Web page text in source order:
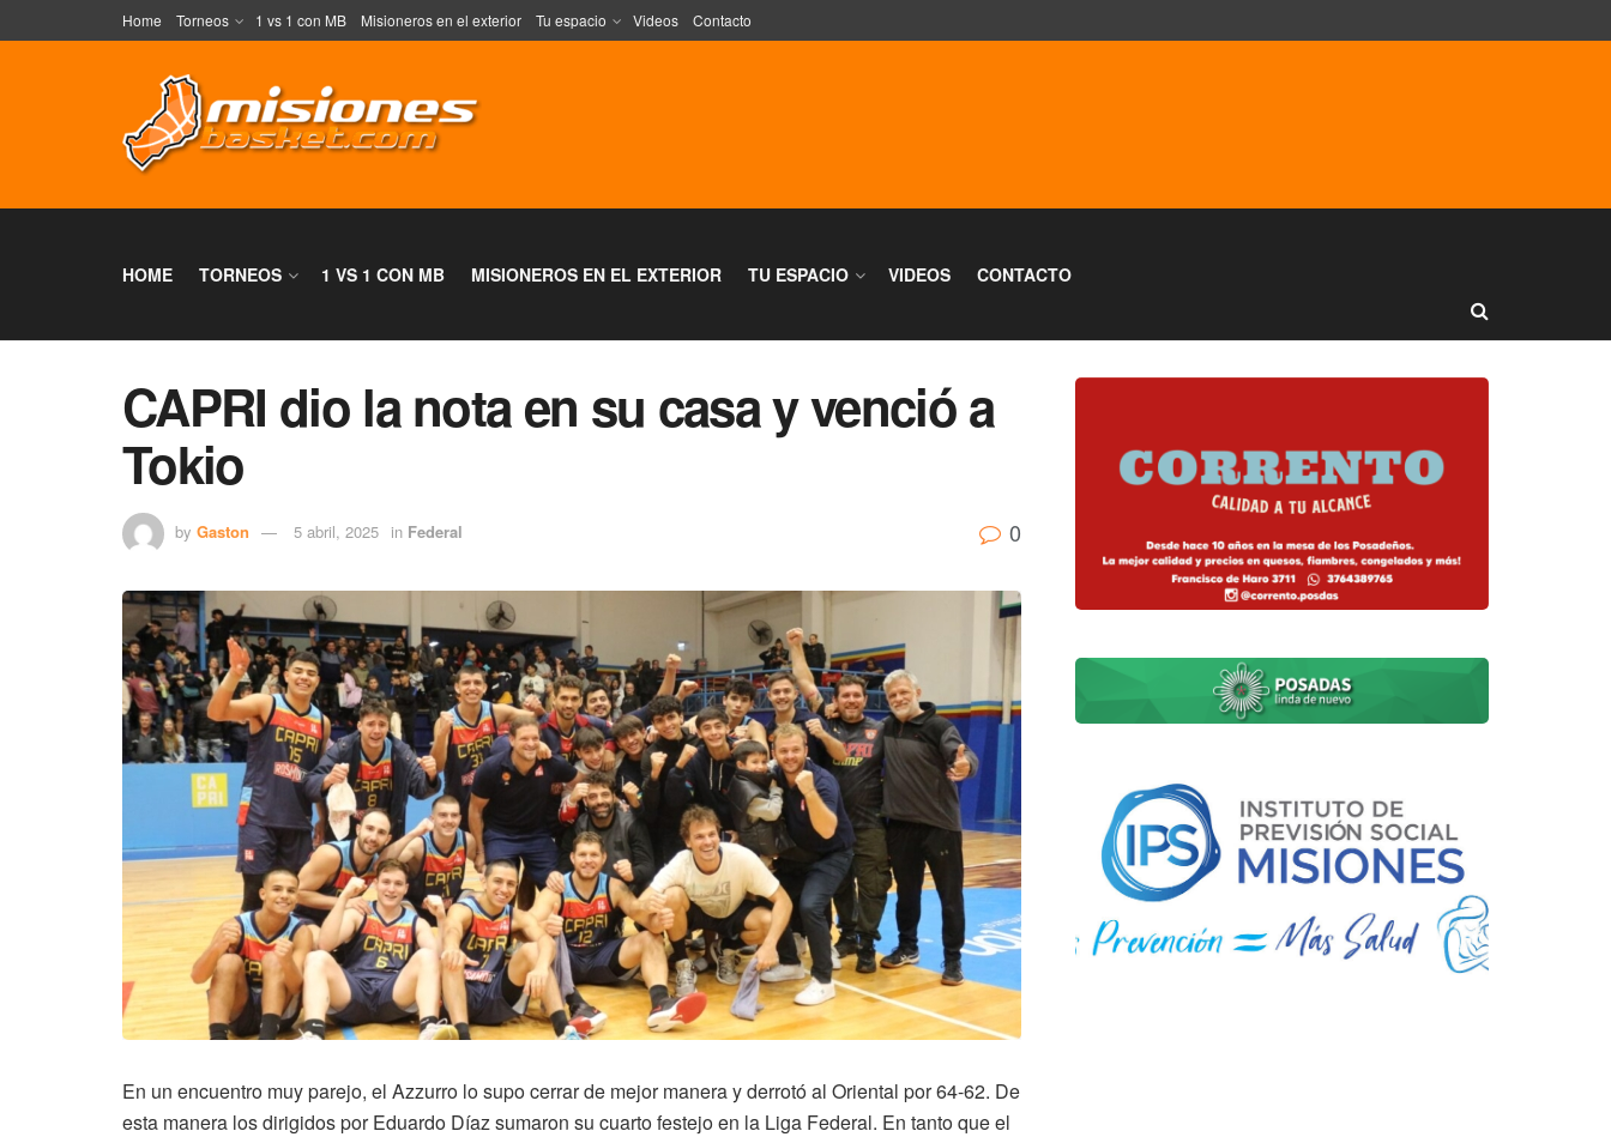
Home Torneos 1 vs 1 con MB Misioneros en el exterior Tu espacio Videos Contacto
HOME TORNEOS 1 VS 1 CON MB MISIONEROS EN EL EXTERIOR TU ESPACIO VIDEOS CONTACTO
CAPRI dio la nota en su casa y venció a
Tokio
by Gaston 5 abril, 2025 in Federal 0
En un encuentro muy parejo, el Azzurro lo supo cerrar de mejor manera y derrotó al Oriental por 64-62. De
esta manera los dirigidos por Eduardo Díaz sumaron su cuarto festejo en la Liga Federal. En tanto que el